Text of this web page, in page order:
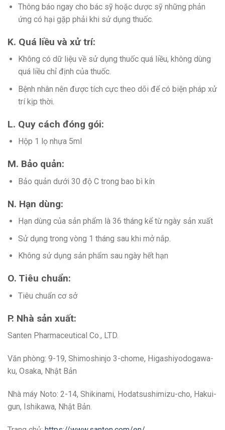
Thông báo ngay cho bác sỹ hoặc dược sỹ những phản
ứng có hại gặp phải khi sử dụng thuốc.
K. Quá liều và xử trí:
Không có dữ liệu về sử dụng thuốc quá liều, không dùng
quá liều chỉ định của thuốc.
Bệnh nhân nên được tích cực theo dõi để có biện pháp xử
trí kịp thời.
L. Quy cách đóng gói:
Hộp 1 lọ nhựa 5ml
M. Bảo quản:
Bảo quản dưới 30 độ C trong bao bì kín
N. Hạn dùng:
Hạn dùng của sản phẩm là 36 tháng kể từ ngày sản xuất
Sử dụng trong vòng 1 tháng sau khi mở nắp.
Không sử dụng sản phẩm sau ngày hết hạn
O. Tiêu chuẩn:
Tiêu chuẩn cơ sở
P. Nhà sản xuất:
Santen Pharmaceutical Co., LTD.
Văn phòng: 9-19, Shimoshinjo 3-chome, Higashiyodogawa-
ku, Osaka, Nhật Bản
Nhà máy Noto: 2-14, Shikinami, Hodatsushimizu-cho, Hakui-
gun, Ishikawa, Nhật Bản.